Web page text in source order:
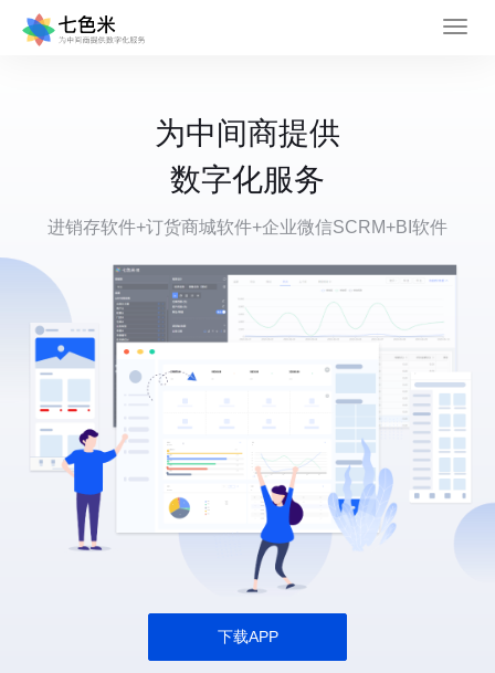
为中间商提供
数字化服务
进销存软件+订货商城软件+企业微信SCRM+BI软件
下载APP